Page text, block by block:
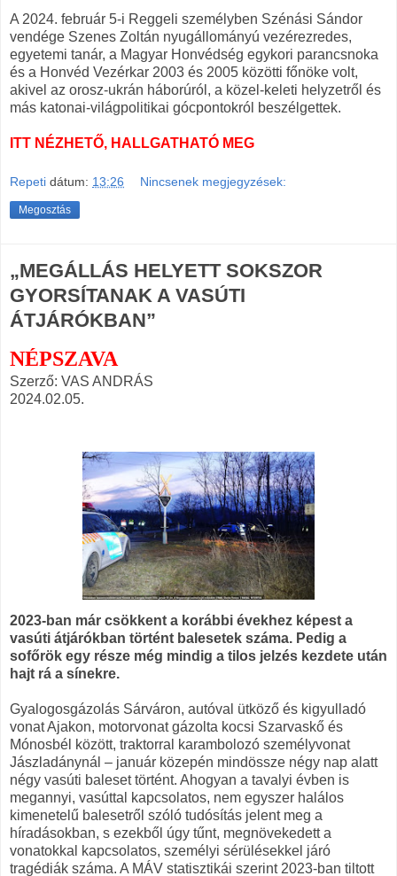
A 2024. február 5-i Reggeli személyben Szénási Sándor
vendége Szenes Zoltán nyugállományú vezérezredes,
egyetemi tanár, a Magyar Honvédség egykori parancsnoka
és a Honvéd Vezérkar 2003 és 2005 közötti főnöke volt,
akivel az orosz-ukrán háborúról, a közel-keleti helyzetről és
más katonai-világpolitikai gócpontokról beszélgettek.
ITT NÉZHETŐ, HALLGATHATÓ MEG
Repeti dátum: 13:26 Nincsenek megjegyzések:
Megosztás
„MEGÁLLÁS HELYETT SOKSZOR
GYORSÍTANAK A VASÚTI
ÁTJÁRÓKBAN”
NÉPSZAVA
Szerző: VAS ANDRÁS
2024.02.05.
2023-ban már csökkent a korábbi évekhez képest a
vasúti átjárókban történt balesetek száma. Pedig a
sofőrök egy része még mindig a tilos jelzés kezdete után
hajt rá a sínekre.
Gyalogosgázolás Sárváron, autóval ütköző és kigyulladó
vonat Ajakon, motorvonat gázolta kocsi Szarvaskő és
Mónosbél között, traktorral karambolozó személyvonat
Jászladánynál – január közepén mindössze négy nap alatt
négy vasúti baleset történt. Ahogyan a tavalyi évben is
megannyi, vasúttal kapcsolatos, nem egyszer halálos
kimenetelű balesetről szóló tudósítás jelent meg a
híradásokban, s ezekből úgy tűnt, megnövekedett a
vonatokkal kapcsolatos, személyi sérülésekkel járó
tragédiák száma. A MÁV statisztikái szerint 2023-ban tiltott